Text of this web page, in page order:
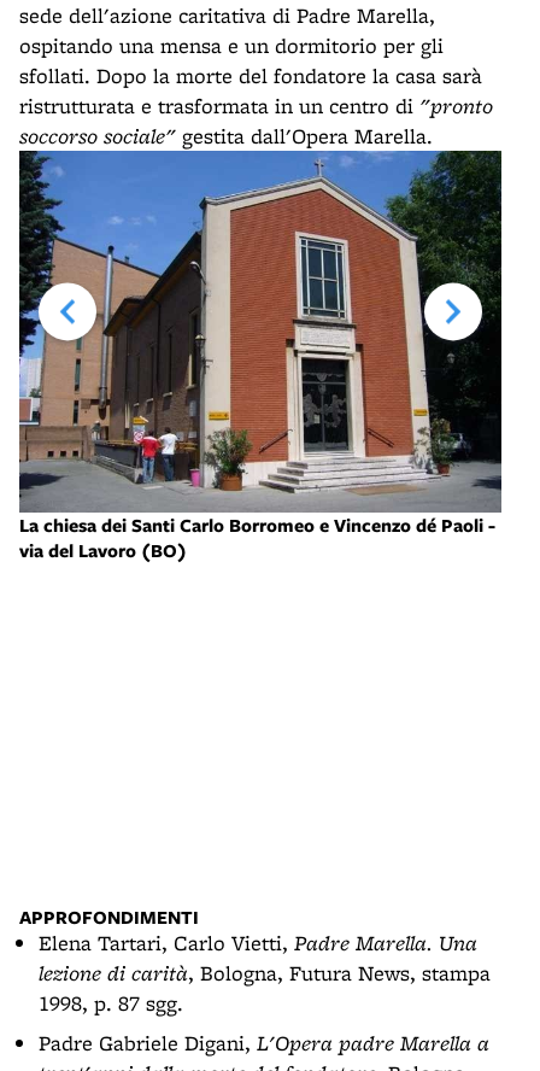
sede dell'azione caritativa di Padre Marella,
ospitando una mensa e un dormitorio per gli
sfollati. Dopo la morte del fondatore la casa sarà
ristrutturata e trasformata in un centro di "pronto
soccorso sociale" gestita dall'Opera Marella.
La chiesa dei Santi Carlo Borromeo e Vincenzo dé Paoli -
via del Lavoro (BO)
APPROFONDIMENTI
Elena Tartari, Carlo Vietti, Padre Marella. Una
lezione di carità, Bologna, Futura News, stampa
1998, p. 87 sgg.
Padre Gabriele Digani, L'Opera padre Marella a